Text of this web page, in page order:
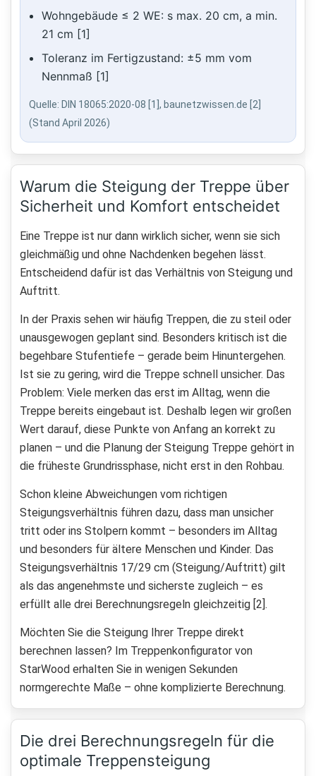
Wohngebäude ≤ 2 WE: s max. 20 cm, a min.
21 cm [1]
Toleranz im Fertigzustand: ±5 mm vom
Nennmaß [1]
Quelle: DIN 18065:2020-08 [1], baunetzwissen.de [2]
(Stand April 2026)
Warum die Steigung der Treppe über
Sicherheit und Komfort entscheidet
Eine Treppe ist nur dann wirklich sicher, wenn sie sich
gleichmäßig und ohne Nachdenken begehen lässt.
Entscheidend dafür ist das Verhältnis von Steigung und
Auftritt.
In der Praxis sehen wir häufig Treppen, die zu steil oder
unausgewogen geplant sind. Besonders kritisch ist die
begehbare Stufentiefe – gerade beim Hinuntergehen.
Ist sie zu gering, wird die Treppe schnell unsicher. Das
Problem: Viele merken das erst im Alltag, wenn die
Treppe bereits eingebaut ist. Deshalb legen wir großen
Wert darauf, diese Punkte von Anfang an korrekt zu
planen – und die Planung der Steigung Treppe gehört in
die früheste Grundrissphase, nicht erst in den Rohbau.
Schon kleine Abweichungen vom richtigen
Steigungsverhältnis führen dazu, dass man unsicher
tritt oder ins Stolpern kommt – besonders im Alltag
und besonders für ältere Menschen und Kinder. Das
Steigungsverhältnis 17/29 cm (Steigung/Auftritt) gilt
als das angenehmste und sicherste zugleich – es
erfüllt alle drei Berechnungsregeln gleichzeitig [2].
Möchten Sie die Steigung Ihrer Treppe direkt
berechnen lassen? Im Treppenkonfigurator von
StarWood erhalten Sie in wenigen Sekunden
normgerechte Maße – ohne komplizierte Berechnung.
Die drei Berechnungsregeln für die
optimale Treppensteigung